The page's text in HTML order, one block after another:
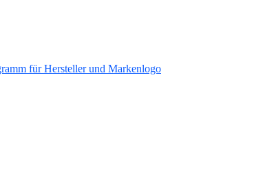
für Hersteller und Markenlogo